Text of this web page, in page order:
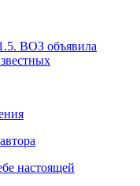
ВОЗ объявила
настоящей